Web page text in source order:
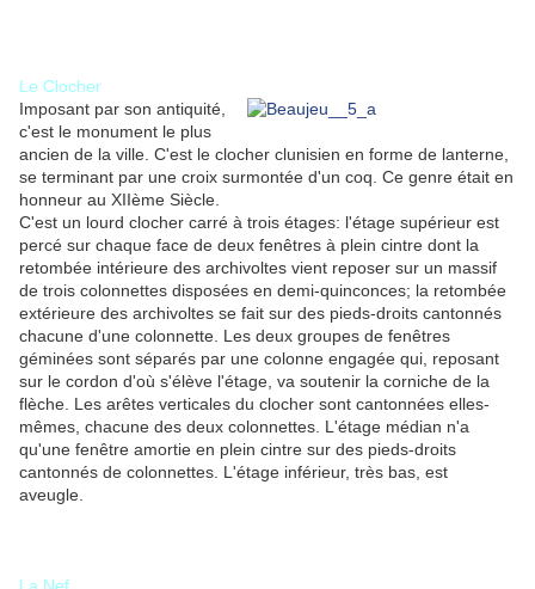
Le Clocher
Imposant par son antiquité,
c'est le monument le plus
ancien de la ville. C'est le clocher clunisien en forme de lanterne,
se terminant par une croix surmontée d'un coq. Ce genre était en
honneur au XIIème Siècle.
C'est un lourd clocher carré à trois étages: l'étage supérieur est
percé sur chaque face de deux fenêtres à plein cintre dont la
retombée intérieure des archivoltes vient reposer sur un massif
de trois colonnettes disposées en demi-quinconces; la retombée
extérieure des archivoltes se fait sur des pieds-droits cantonnés
chacune d'une colonnette. Les deux groupes de fenêtres
géminées sont séparés par une colonne engagée qui, reposant
sur le cordon d'où s'élève l'étage, va soutenir la corniche de la
flèche. Les arêtes verticales du clocher sont cantonnées elles-
mêmes, chacune des deux colonnettes. L'étage médian n'a
qu'une fenêtre amortie en plein cintre sur des pieds-droits
cantonnés de colonnettes. L'étage inférieur, très bas, est
aveugle.